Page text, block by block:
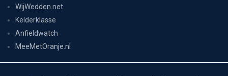
WijWedden.net
Kelderklasse
Anfieldwatch
MeeMetOranje.nl